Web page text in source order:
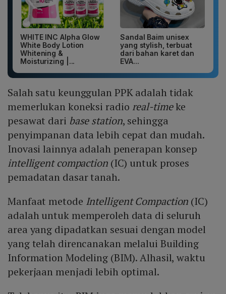
WHITE INC Alpha Glow
White Body Lotion
Whitening &
Moisturizing |...
Sandal Baim unisex
yang stylish, terbuat
dari bahan karet dan
EVA...
Salah satu keunggulan PPK adalah tidak
memerlukan koneksi radio real-timeke
pesawat dari base station, sehingga
penyimpanan data lebih cepat dan mudah.
Inovasi lainnya adalah penerapan konsep
intelligent compaction(IC) untuk proses
pemadatan dasar tanah.
Manfaat metode Intelligent Compaction (IC)
adalah untuk memperoleh data di seluruh
area yang dipadatkan sesuai dengan model
yang telah direncanakan melalui Building
Information Modeling (BIM). Alhasil, waktu
pekerjaan menjadi lebih optimal.